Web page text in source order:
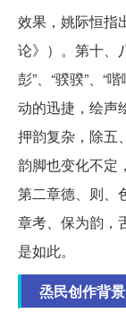
效果，姚际恒指
论》）。第十、
彭”、“骙骙”、“
动的迅捷，绘声
押韵复杂，除五
韵脚也变化不定
第二章德、则、
章考、保为韵，
是如此。
烝民创作背景